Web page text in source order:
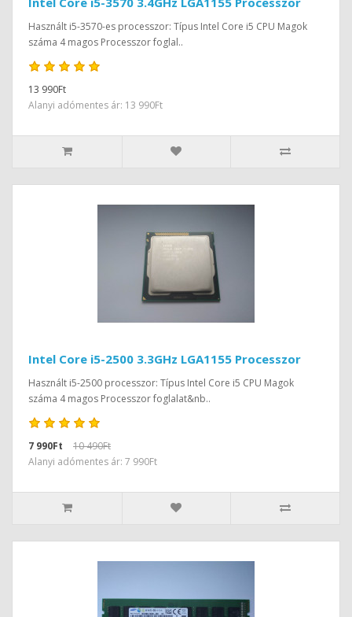
Használt i5-3570-es processzor: Típus Intel Core i5 CPU Magok
száma 4 magos Processzor foglal..
13 990Ft
Alanyi adómentes ár: 13 990Ft
Intel Core i5-2500 3.3GHz LGA1155 Processzor
Használt i5-2500 processzor: Típus Intel Core i5 CPU Magok
száma 4 magos Processzor foglalat&nb..
7 990Ft
10 490Ft
Alanyi adómentes ár: 7 990Ft